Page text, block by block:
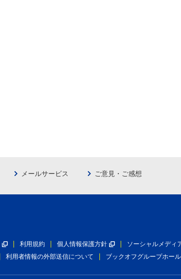
メールサービス ご意見・ご感想
利用規約 個人情報保護方針
ソーシャルメディ
利用者情報の外部送信について ブックオフグループホー